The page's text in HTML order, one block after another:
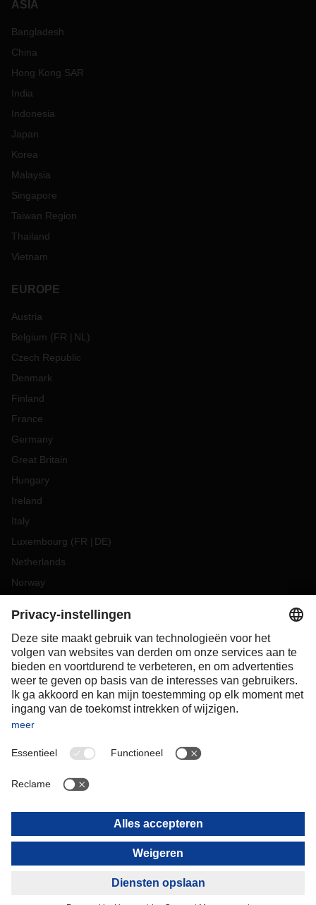
ASIA
Bangladesh
China
Hong Kong SAR
India
Indonesia
Japan
Korea
Malaysia
Singapore
Taiwan Region
Thailand
Vietnam
EUROPE
Austria
Belgium (FR NL )
Czech Republic
Denmark
Finland
France
Germany
Great Britain
Hungary
Ireland
Italy
Luxembourg (FR DE)
Netherlands
Norway
Romania
Slovakia
Spain
Sweden
Switzerland
OCEANIA